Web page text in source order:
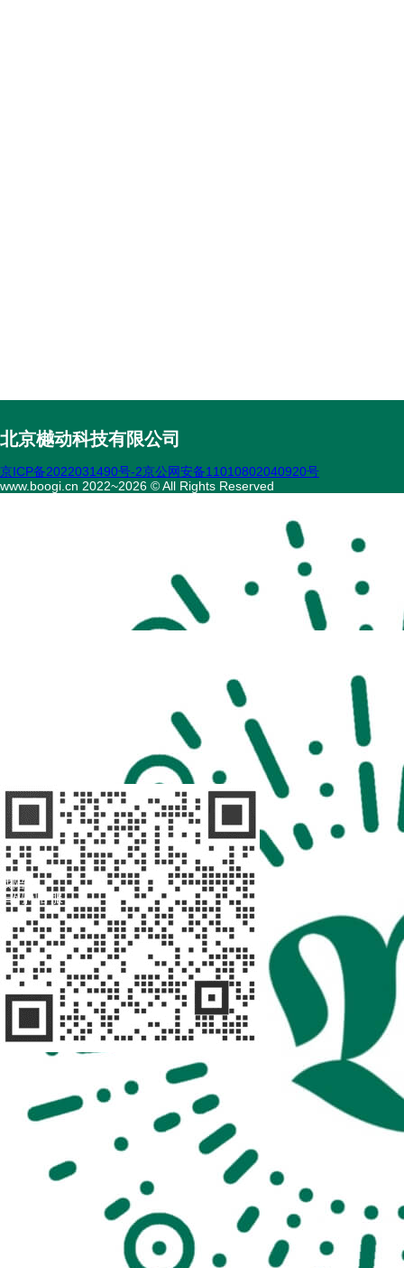
北京樾动科技有限公司
京ICP备2022031490号-2京公网安备11010802040920号
www.boogi.cn 2022~2026 © All Rights Reserved
找陪诊
扫码问客服